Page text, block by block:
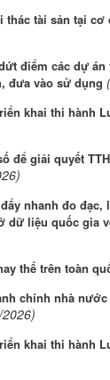
thác tài sản tại
điểm các dự
đưa vào sử dụng
khai thi hành
để giải quyết
nhanh đo đạc,
dữ liệu quốc gia
thế trên toàn
chính nhà
khai thi hành